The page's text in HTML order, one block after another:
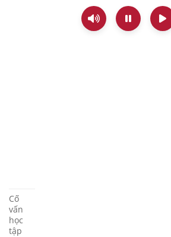
Cố
vấn
học
tập